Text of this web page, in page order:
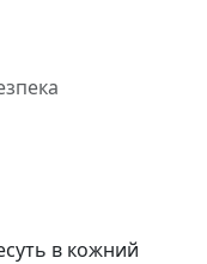
в кожний